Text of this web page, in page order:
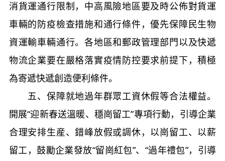
消貨運通行限制，中高風險地區要及時公佈對貨運
車輛的防疫檢查措施和通行條件，優先保障民生物
資運輸車輛通行。各地區和郵政管理部門以及快遞
物流企業要在嚴格落實疫情防控要求前提下，積極
為寄遞快遞創造便利條件。
五、保障就地過年群眾工資休假等合法權益。
開展“迎新春送溫暖、穩崗留工”專項行動，引導企業
合理安排生産、錯峰放假或調休，以崗留工、以薪
留工，鼓勵企業發放“留崗紅包”、“過年禮包”，引導